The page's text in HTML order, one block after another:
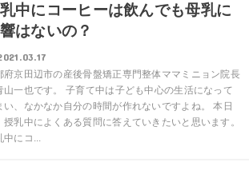
中にコーヒーは飲んでも母乳に
はないの？
府京田辺市の産後骨盤矯正専門整体ママミニョン院長
山一也です。 子育て中は子ども中心の生活になって
い、なかなか自分の時間が作れないですよね。 本日
授乳中によくある質問に答えていきたいと思います。
中にコ...